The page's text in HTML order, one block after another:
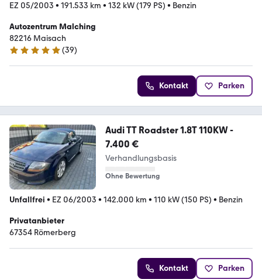
EZ 05/2003 • 191.533 km • 132 kW (179 PS) • Benzin
Autozentrum Malching
82216 Maisach
4.8 Sterne
(39)
Kontakt Parken
Audi TT Roadster 1.8T 110KW -
7.400 €
Verhandlungsbasis
Ohne Bewertung
Unfallfrei • EZ 06/2003 • 142.000 km • 110 kW (150 PS) • Benzin
Privatanbieter
67354 Römerberg
Kontakt Parken